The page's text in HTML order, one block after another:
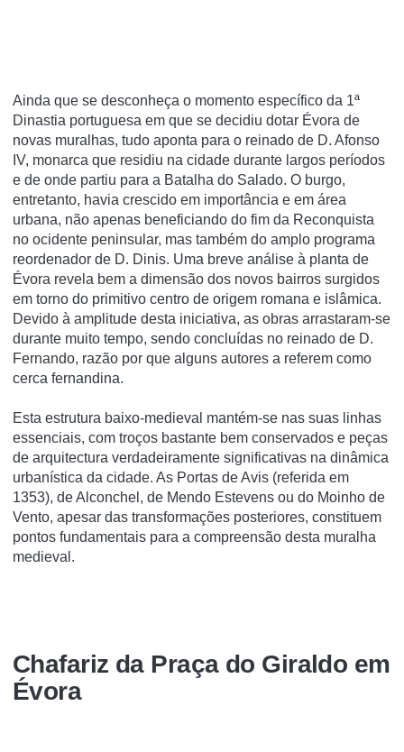
Ainda que se desconheça o momento específico da 1ª
Dinastia portuguesa em que se decidiu dotar Évora de
novas muralhas, tudo aponta para o reinado de D. Afonso
IV, monarca que residiu na cidade durante largos períodos
e de onde partiu para a Batalha do Salado. O burgo,
entretanto, havia crescido em importância e em área
urbana, não apenas beneficiando do fim da Reconquista
no ocidente peninsular, mas também do amplo programa
reordenador de D. Dinis. Uma breve análise à planta de
Évora revela bem a dimensão dos novos bairros surgidos
em torno do primitivo centro de origem romana e islâmica.
Devido à amplitude desta iniciativa, as obras arrastaram-se
durante muito tempo, sendo concluídas no reinado de D.
Fernando, razão por que alguns autores a referem como
cerca fernandina.
Esta estrutura baixo-medieval mantém-se nas suas linhas
essenciais, com troços bastante bem conservados e peças
de arquitectura verdadeiramente significativas na dinâmica
urbanística da cidade. As Portas de Avis (referida em
1353), de Alconchel, de Mendo Estevens ou do Moinho de
Vento, apesar das transformações posteriores, constituem
pontos fundamentais para a compreensão desta muralha
medieval.
Chafariz da Praça do Giraldo em
Évora